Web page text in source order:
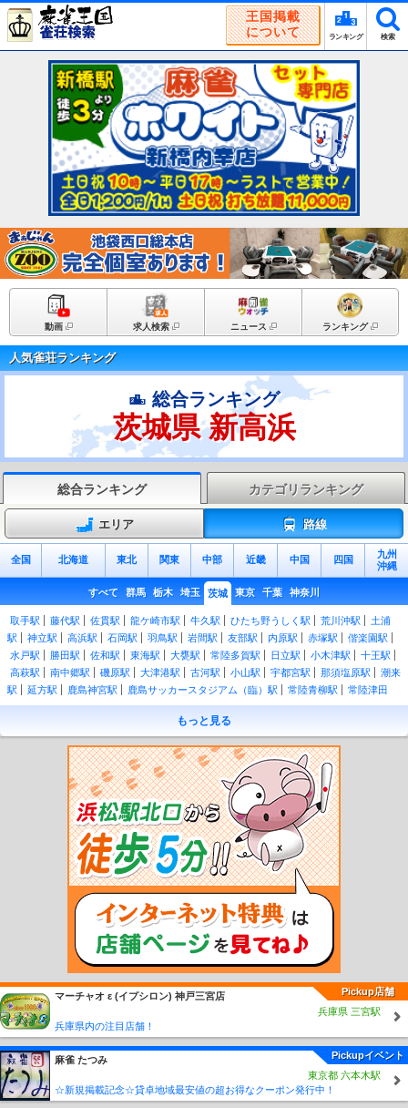
王国掲載
について
ランキング 検索
動画 求人検索 ニュース ランキング
人気雀荘ランキング
総合ランキング
茨城県 新高浜
総合ランキング カテゴリランキング
エリア 路線
全国 北海道 東北 関東 中部 近畿 中国 四国
九州
沖縄
すべて 群馬 栃木 埼玉 茨城 東京 千葉 神奈川
取手駅 藤代駅 佐貫駅 龍ケ崎市駅 牛久駅 ひたち野うしく駅 荒川沖駅
土浦
駅
神立駅 高浜駅 石岡駅 羽鳥駅 岩間駅 友部駅 内原駅 赤塚駅
偕楽園駅
水戸駅
勝田駅 佐和駅 東海駅 大甕駅 常陸多賀駅 日立駅 小木津駅
十王駅
高萩駅
南中郷駅 磯原駅 大津港駅 古河駅 小山駅 宇都宮駅 那須塩原駅
潮来
駅
延方駅 鹿島神宮駅 鹿島サッカースタジアム（臨）駅 常陸青柳駅
常陸津田
駅
後台駅 下菅谷駅 中菅谷駅 上菅谷駅 南酒出駅 額田駅 河合駅
谷河原駅
静駅 常陸大宮駅
駅
中舟生駅 下小川駅 西金駅 上小川駅 袋田駅 常陸大子駅 下野宮駅
小田林
東結城駅 川島駅 玉戸駅 下館駅 新治駅 大和駅 岩瀬駅
稲田駅 笠間駅 宍戸駅 守谷駅 みらい平駅 みどりの駅
万博記念公園
研究学園駅 つくば駅 阿字ヶ浦駅 磯崎駅 平磯駅 殿山駅 那珂湊駅
日工前駅 西取手駅 寺原駅 新取手駅 稲戸井駅 戸頭駅
小絹駅 水海道駅 北水海道駅 中妻駅 三妻駅 南石下駅
下妻駅 大宝駅 騰波ノ江駅 黒子駅 大田郷駅 ゆめみ野駅
鉾田駅 坂戸駅 巴川駅 借宿前駅 榎本駅 玉造町駅 浜駅
小川高校下駅 常陸小川駅 四箇村駅 新高浜駅 玉里駅 東田中駅
常澄駅 大洗駅 涸沼駅 鹿島旭駅 徳宿駅 新鉾田駅
鹿島灘駅 鹿島大野駅 長者ヶ浜潮騒はまなす公園前駅 荒野台駅
ひぐち駅
もっと見る
Pickup店舗
マーチャオ ε (イプシロン) 神戸三宮店
兵庫県 三宮駅
兵庫県内の注目店舗！
Pickupイベント
麻雀 たつみ
東京都 六本木駅
☆新規掲載記念☆貸卓地域最安値の超お得なクーポン発行中！